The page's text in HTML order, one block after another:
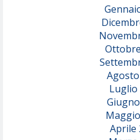
Luglio
Aprile